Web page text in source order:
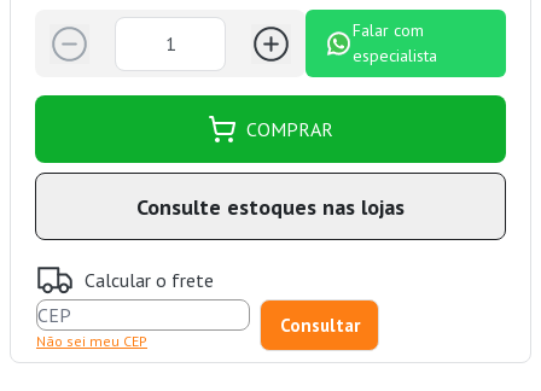
Falar com
especialista
COMPRAR
Consulte estoques nas lojas
Calcular o frete
Não sei meu CEP